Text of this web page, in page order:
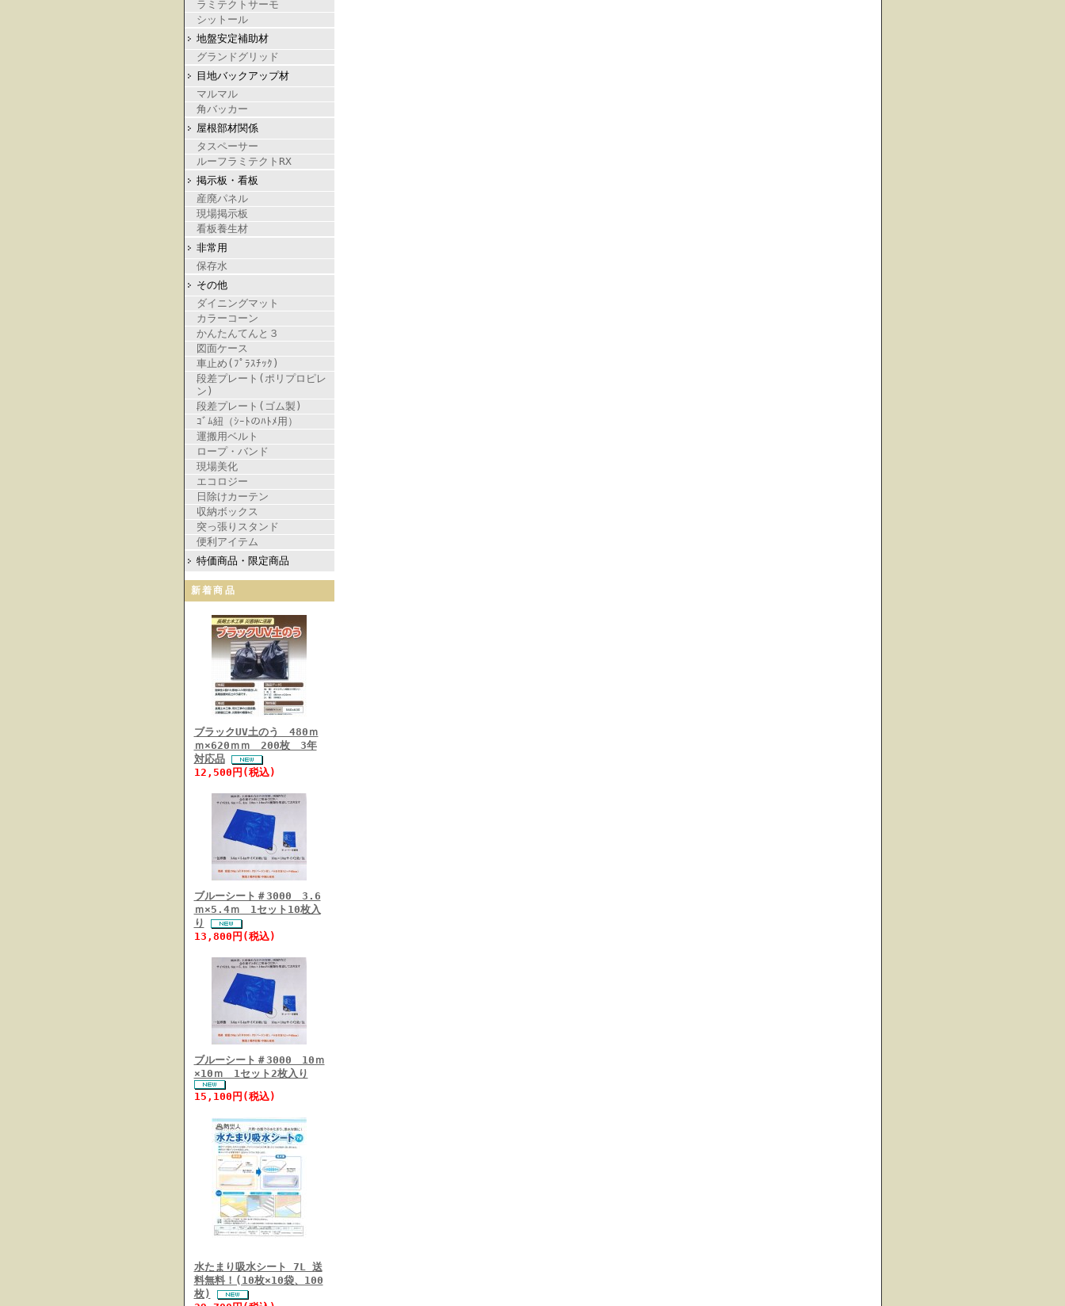
ラミテクトサーモ
シットール
地盤安定補助材
グランドグリッド
目地バックアップ材
マルマル
角バッカー
屋根部材関係
タスペーサー
ルーフラミテクトRX
掲示板・看板
産廃パネル
現場掲示板
看板養生材
非常用
保存水
その他
ダイニングマット
カラーコーン
かんたんてんと３
図面ケース
車止め(ﾌﾟﾗｽﾁｯｸ)
段差プレート(ポリプロピレ
ン)
段差プレート(ゴム製)
ｺﾞﾑ紐（ｼｰﾄのﾊﾄﾒ用）
運搬用ベルト
ロープ・バンド
現場美化
エコロジー
日除けカーテン
収納ボックス
突っ張りスタンド
便利アイテム
特価商品・限定商品
新着商品
ブラックUV土のう 480ｍ
ｍ×620ｍｍ 200枚 3年
対応品
12,500円(税込)
ブルーシート＃3000 3.6
ｍ×5.4ｍ 1セット10枚入
り
13,800円(税込)
ブルーシート＃3000 10ｍ
×10ｍ 1セット2枚入り
15,100円(税込)
水たまり吸水シート 7L 送
料無料！(10枚×10袋、100
枚)